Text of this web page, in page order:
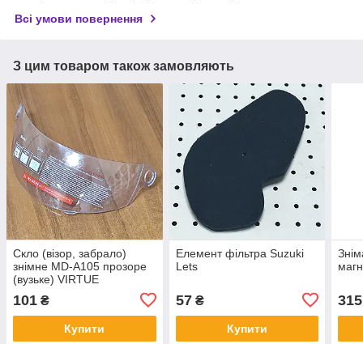
Всі умови повернення
З цим товаром також замовляють
Скло (візор, забрало)
знімне MD-А105 прозоре
(вузьке) VIRTUE
101 ₴
Купити
Елемент фільтра Suzuki
Lets
57₴
Купити
315